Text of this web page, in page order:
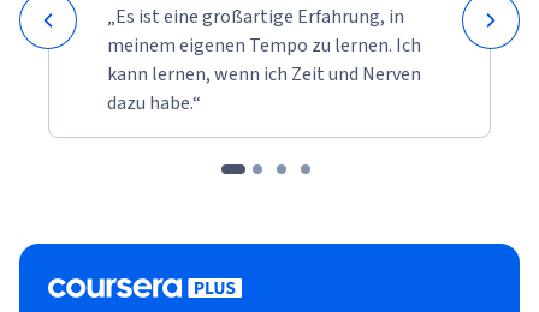
„Es ist eine großartige Erfahrung, in
meinem eigenen Tempo zu lernen. Ich
kann lernen, wenn ich Zeit und Nerven
dazu habe.“